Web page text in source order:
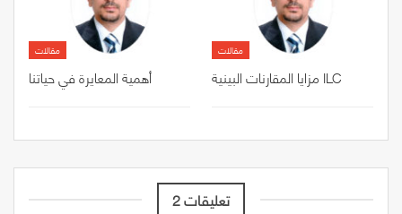
مقالات
أهمية المعايرة في حياتنا
مقالات
مزايا المقارنات البينية ILC
2 تعليقات